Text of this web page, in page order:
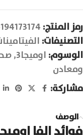
رمز المنتج:
التصنيفات:
الوسوم: اوميجا3 ,
ومعادن
مشاركة:
الوصف